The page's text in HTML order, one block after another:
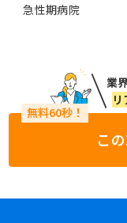
急性期病院
業
こ